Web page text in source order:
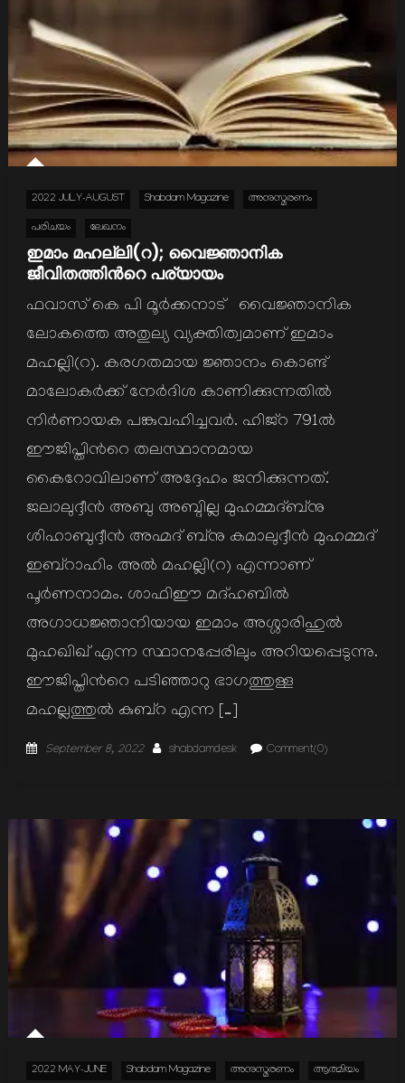
2022 JULY-AUGUST Shabdam Magazine അനുസ്മരണം
പരിചയം ലേഖനം
ഇമാം മഹല്ലി(റ); വൈജ്ഞാനിക
ജീവിതത്തിന്‍റെ പര്യായം
ഫവാസ് കെ പി മൂര്‍ക്കനാട് വൈജ്ഞാനിക
ലോകത്തെ അതുല്യ വ്യക്തിത്വമാണ് ഇമാം
മഹല്ലി(റ). കരഗതമായ ജ്ഞാനം കൊണ്ട്
മാലോകര്‍ക്ക് നേര്‍ദിശ കാണിക്കുന്നതില്‍
നിര്‍ണായക പങ്കുവഹിച്ചവര്‍. ഹിജ്റ 791ല്‍
ഈജിപ്തിന്‍റെ തലസ്ഥാനമായ
കൈറോവിലാണ് അദ്ദേഹം ജനിക്കുന്നത്.
ജലാലുദ്ദീന്‍ അബു അബ്ദില്ല മുഹമ്മദ്ബ്നു
ശിഹാബുദ്ദീന്‍ അഹ്മദ് ബ്നു കമാലുദ്ദീന്‍ മുഹമ്മദ്
ഇബ്റാഹിം അല്‍ മഹല്ലി(റ) എന്നാണ്
പൂര്‍ണനാമം. ശാഫിഈ മദ്ഹബില്‍
അഗാധജ്ഞാനിയായ ഇമാം അശ്ശാരിഹുല്‍
മുഹഖിഖ് എന്ന സ്ഥാനപ്പേരിലും അറിയപ്പെടുന്നു.
ഈജിപ്തിന്‍റെ പടിഞ്ഞാറു ഭാഗത്തുള്ള
മഹല്ലത്തുല്‍ കുബ്റ എന്ന […]
Posted
September 8, 2022 Author
shabdamdesk Comment(0)
2022 MAY-JUNE Shabdam Magazine അനുസ്മരണം ആത്മിയം